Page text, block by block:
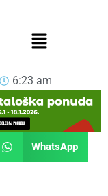
6:23 am
WhatsApp